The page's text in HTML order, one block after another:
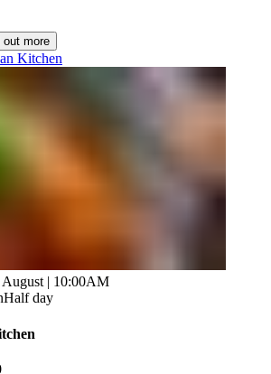
out more
August | 10:00AM
Half day